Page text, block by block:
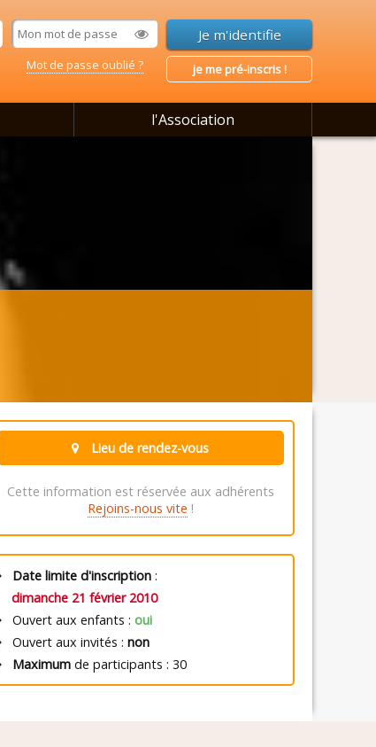
Mot de passe oublié ? je me pré-inscris !
l'Association
Lieu de rendez-vous
Cette information est réservée aux adhérents
Rejoins-nous vite !
Date limite d'inscription:
dimanche 21 février 2010
Ouvert aux enfants : oui
Ouvert aux invités : non
Maximumde participants : 30